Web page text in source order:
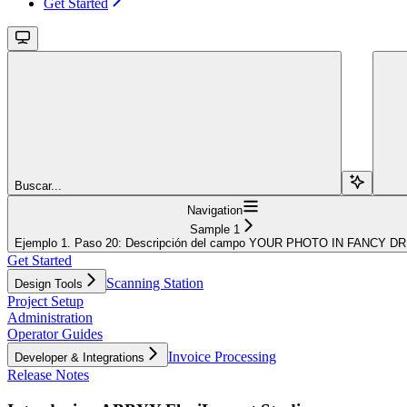
Buscar...
Navigation
Sample 1
Ejemplo 1. Paso 20: Descripción del campo YOUR PHOTO IN FANCY
Get Started
Design Tools
Scanning Station
Project Setup
Administration
Operator Guides
Developer & Integrations
Invoice Processing
Release Notes